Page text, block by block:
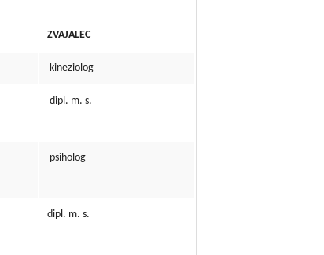
ZVAJALEC
kineziolog
dipl. m. s.
psiholog
dipl. m. s.